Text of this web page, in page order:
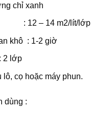
chỉ xanh
: 12 – 14 m2/lít/lớp
khô : 1-2 giờ
2 lớp
lô, cọ hoặc máy phun.
dùng :